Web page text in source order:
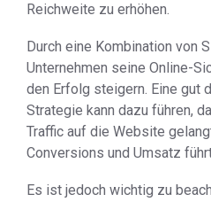
Reichweite zu erhöhen.
Durch eine Kombination von
Unternehmen seine Online-
den Erfolg steigern. Eine gut
Strategie kann dazu führen,
Traffic auf die Website
Conversions und Umsatz
Es ist jedoch wichtig zu